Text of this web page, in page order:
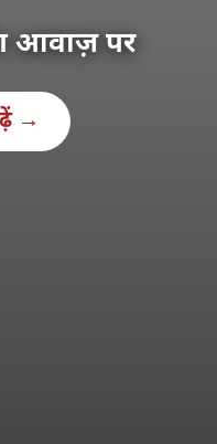
आवाज़ पर
→